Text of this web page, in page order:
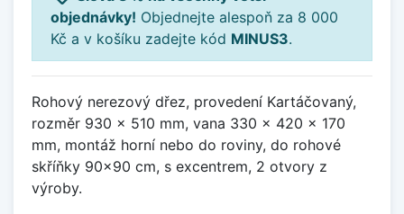
objednávky! Objednejte alespoň za 8 000
Kč a v košíku zadejte kód MINUS3.
Rohový nerezový dřez, provedení Kartáčovaný,
rozměr 930 x 510 mm, vana 330 x 420 x 170
mm, montáž horní nebo do roviny, do rohové
skříňky 90x90 cm, s excentrem, 2 otvory z
výroby.